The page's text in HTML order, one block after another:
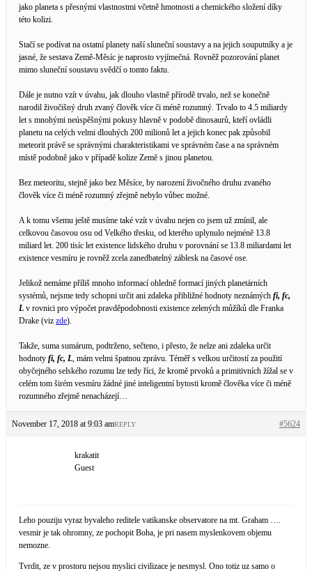
jako planeta s přesnými vlastnostmi včetně hmotnosti a chemického složení díky
této kolizi.
Stačí se podívat na ostatní planety naší sluneční soustavy a na jejich souputníky a je
jasné, že sestava Země-Měsíc je naprosto vyjímečná. Rovněž pozorování planet
mimo sluneční soustavu svědčí o tomto faktu.
Dále je nutno vzít v úvahu, jak dlouho vlastně přírodě trvalo, než se konečně
narodil živočišný druh zvaný člověk více či méně rozumný. Trvalo to 4.5 miliardy
let s mnohými neúspěšnými pokusy hlavně v podobě dinosaurů, kteří ovládli
planetu na celých velmi dlouhých 200 milionů let a jejich konec pak způsobil
meteorit právě se správnými charakteristikami ve správném čase a na správném
místě podobně jako v případě kolize Země s jinou planetou.
Bez meteoritu, stejně jako bez Měsíce, by narození živočného druhu zvaného
člověk více či méně rozumný zřejmě nebylo vůbec možné.
A k tomu všemu ještě musíme také vzít v úvahu nejen co jsem už zmínil, ale
celkovou časovou osu od Velkého třesku, od kterého uplynulo nejméně 13.8
miliard let. 200 tisíc let existence lidského druhu v porovnání se 13.8 miliardami let
existence vesmíru je rovněž zcela zanedbatelný záblesk na časové ose.
Jelikož nemáme příliš mnoho informací ohledně formací jiných planetárních
systémů, nejsme tedy schopni určit ani zdaleka přibližné hodnoty neznámých fi, fc,
L v rovnici pro výpočet pravděpodobnosti existence zelených můžíků dle Franka
Drake (viz zde).
Takže, suma sumárum, podtrženo, sečteno, i přesto, že nelze ani zdaleka určit
hodnoty fi, fc, L , mám velmi špatnou zprávu. Téměř s velkou určitostí za použití
obyčejného selského rozumu lze tedy říci, že kromě prvoků a primitivních žížal se v
celém tom širém vesmíru žádné jiné inteligentní bytosti kromě člověka více či méně
rozumného zřejmě nenacházejí…
November 17, 2018 at 9:03 am #5624
REPLY
krakatit
Guest
Leho pouziju vyraz byvaleho reditele vatikanske observatore na mt. Graham ….
vesmir je tak ohromny, ze pochopit Boha, je pri nasem myslenkovem objemu
nemozne.
Tvrdit, ze v prostoru nejsou myslici civilizace je nesmysl. Ono totiz uz samo o